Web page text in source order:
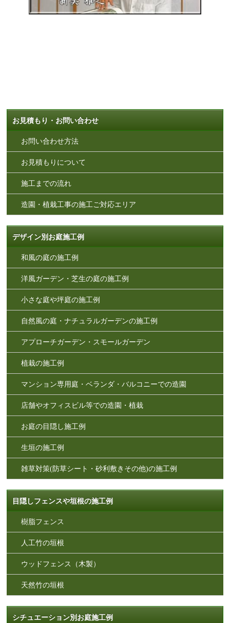
お見積もり・お問い合わせ
お問い合わせ方法
お見積もりについて
施工までの流れ
造園・植栽工事の施工ご対応エリア
デザイン別お庭施工例
和風の庭の施工例
洋風ガーデン・芝生の庭の施工例
小さな庭や坪庭の施工例
自然風の庭・ナチュラルガーデンの施工例
アプローチガーデン・スモールガーデン
植栽の施工例
マンション専用庭・ベランダ・バルコニーでの造園
店舗やオフィスビル等での造園・植栽
お庭の目隠し施工例
生垣の施工例
雑草対策(防草シート・砂利敷きその他)の施工例
目隠しフェンスや垣根の施工例
樹脂フェンス
人工竹の垣根
ウッドフェンス（木製）
天然竹の垣根
シチュエーション別お庭施工例